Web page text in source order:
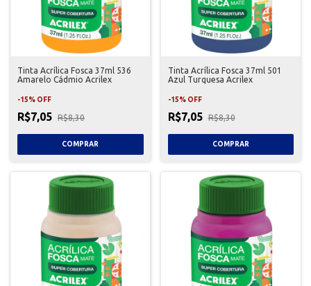
Tinta Acrílica Fosca 37ml 536
Amarelo Cádmio Acrilex
-15% OFF
R$7,05 R$8,30
Tinta Acrílica Fosca 37ml 501
Azul Turquesa Acrilex
-15% OFF
R$7,05 R$8,30